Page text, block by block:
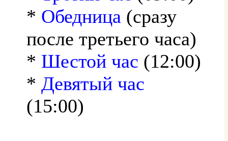
* Обедница (сразу
после третьего часа)
* Шестой час (12:00)
* Девятый час
(15:00)